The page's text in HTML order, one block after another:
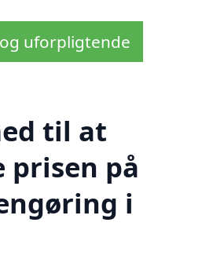
uforpligtende
til at
prisen på
i